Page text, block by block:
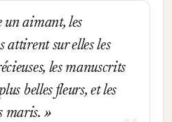
aimant, les
attirent sur elles les
les manuscrits
belles fleurs, et les
maris.